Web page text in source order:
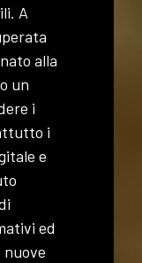
A
alla
un
i
i
e
ed